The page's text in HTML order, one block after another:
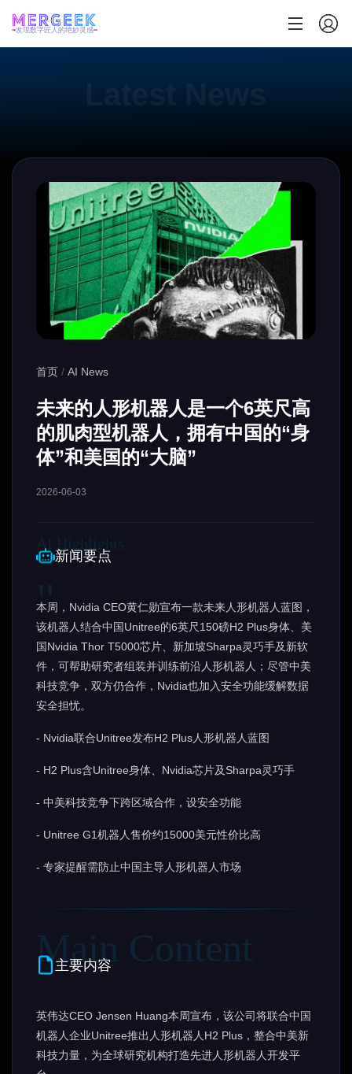
发现数字匠人的绝妙灵感
首页 / AI News
未来的人形机器人是一个6英尺高
的肌肉型机器人，拥有中国的“身
体”和美国的“大脑”
2026-06-03
新闻要点
本周，Nvidia CEO黄仁勋宣布一款未来人形机器人蓝图，
该机器人结合中国Unitree的6英尺150磅H2 Plus身体、美
国Nvidia Thor T5000芯片、新加坡Sharpa灵巧手及新软
件，可帮助研究者组装并训练前沿人形机器人；尽管中美
科技竞争，双方仍合作，Nvidia也加入安全功能缓解数据
安全担忧。
- Nvidia联合Unitree发布H2 Plus人形机器人蓝图
- H2 Plus含Unitree身体、Nvidia芯片及Sharpa灵巧手
- 中美科技竞争下跨区域合作，设安全功能
- Unitree G1机器人售价约15000美元性价比高
- 专家提醒需防止中国主导人形机器人市场
主要内容
英伟达CEO Jensen Huang本周宣布，该公司将联合中国
机器人企业Unitree推出人形机器人H2 Plus，整合中美新
科技力量，为全球研究机构打造先进人形机器人开发平